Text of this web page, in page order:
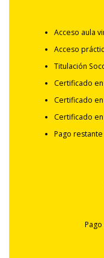
Acceso aula
Acceso
Titulación
Certificado
Certificado
Certificado
Pago